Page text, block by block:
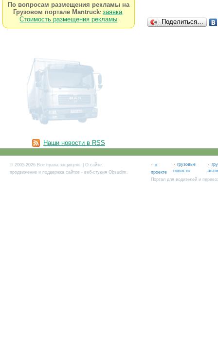
По вопросам размещения рекламы на
Грузовом портале Mantruck:заявка
Стоимость размещения рекламы
Наши новости в RSS
Поделиться…
© 2005-2026 Все права защищены | О сайте.
продвижение и поддержка сайтов - веб-студия Obsudim.
· о
проекте
· грузовые
новости
·
Портал для водителей и